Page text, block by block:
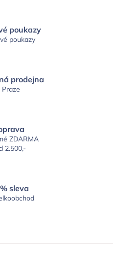
poukazy
poukazy
prodejna
Praze
ZDARMA
2.500,-
sleva